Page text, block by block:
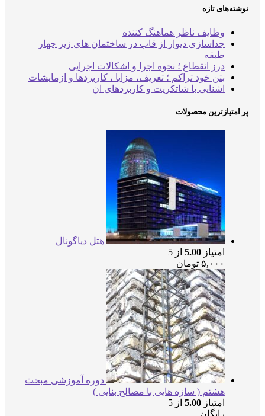
تازه
وظایف ناظر هماهنگ کننده
جداسازی دیوار از قاب در ساختمان های زیر چهار
درز انقطاع ؛ نحوه اجرا و اشکالات اجرایی
بتن خود تراکم ؛ تعریف، مزایا ، کاربردها و ازمایشات
اشنایی با شاتکریت و کاربردهای ان
محصولات
هتل دیاگونال
5.00از 5
تومان
دوره آموزشی مبحث
هشتم ( سازه هایی با مصالح بنایی )
5.00از 5